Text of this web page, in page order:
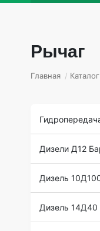
Рычаг
Главная / Каталог
Дизели Д12
Дизель
Дизель 14Д40